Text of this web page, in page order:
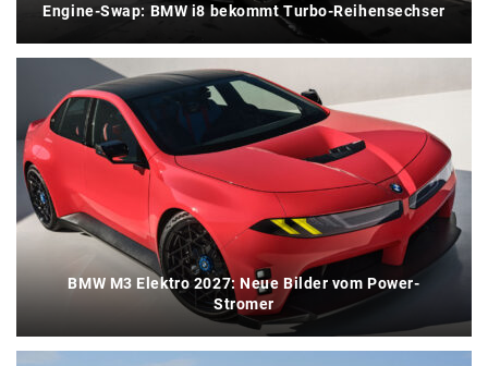
Engine-Swap: BMW i8 bekommt Turbo-Reihensechser
BMW M3 Elektro 2027: Neue Bilder vom Power-
Stromer